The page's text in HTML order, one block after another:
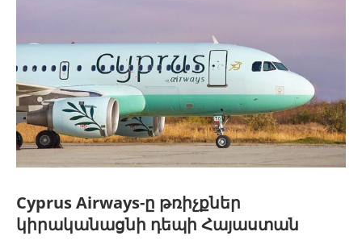
Cyprus Airways-ը թռիչքներ
կիրականացնի դեպի Հայաստան